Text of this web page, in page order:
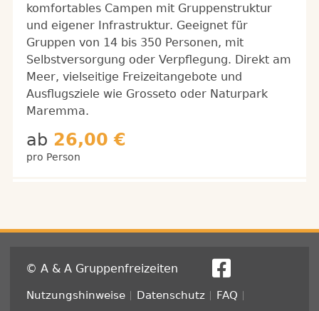
komfortables Campen mit Gruppenstruktur
und eigener Infrastruktur. Geeignet für
Gruppen von 14 bis 350 Personen, mit
Selbstversorgung oder Verpflegung. Direkt am
Meer, vielseitige Freizeitangebote und
Ausflugsziele wie Grosseto oder Naturpark
Maremma.
ab 26,00 €
pro Person
© A & A Gruppenfreizeiten
Fußzeile
Nutzungshinweise Datenschutz
FAQ